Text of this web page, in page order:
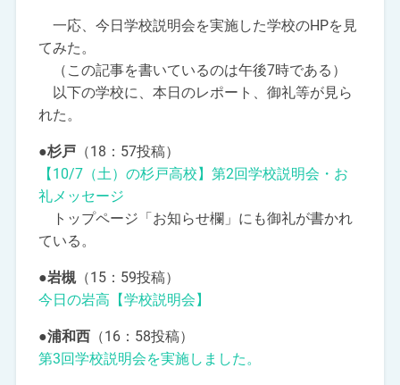
一応、今日学校説明会を実施した学校のHPを見
てみた。
（この記事を書いているのは午後7時である）
以下の学校に、本日のレポート、御礼等が見ら
れた。
●杉戸（18：57投稿）
【10/7（土）の杉戸高校】第2回学校説明会・お
礼メッセージ
トップページ「お知らせ欄」にも御礼が書かれ
ている。
●岩槻（15：59投稿）
今日の岩高【学校説明会】
●浦和西（16：58投稿）
第3回学校説明会を実施しました。